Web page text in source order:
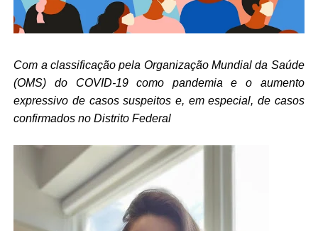
Com a classificação pela Organização Mundial da Saúde
(OMS) do COVID-19 como pandemia e o aumento
expressivo de casos suspeitos e, em especial, de casos
confirmados no Distrito Federal